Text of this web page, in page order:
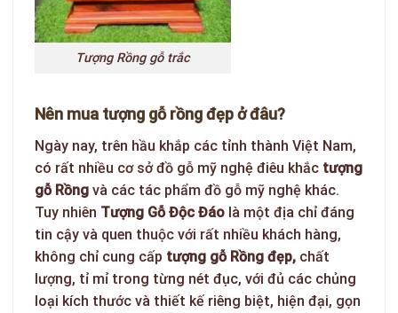
Tượng Rồng gỗ trắc
Nên mua tượng gỗ rồng đẹp ở đâu?
Ngày nay, trên hầu khắp các tỉnh thành Việt Nam,
có rất nhiều cơ sở đồ gỗ mỹ nghệ điêu khắc tượng
gỗ Rồng và các tác phẩm đồ gỗ mỹ nghệ khác.
Tuy nhiên Tượng Gỗ Độc Đáo là một địa chỉ đáng
tin cậy và quen thuộc với rất nhiều khách hàng,
không chỉ cung cấp tượng gỗ Rồng đẹp, chất
lượng, tỉ mỉ trong từng nét đục, với đủ các chủng
loại kích thước và thiết kế riêng biệt, hiện đại, gọn